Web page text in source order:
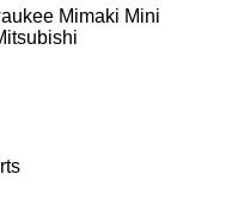
Mimaki Mini